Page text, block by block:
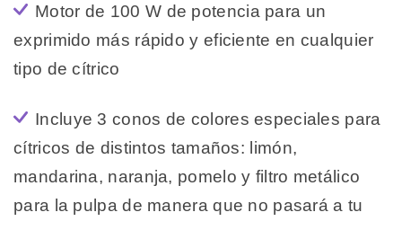
Motor de 100 W de potencia para un
exprimido más rápido y eficiente en cualquier
tipo de cítrico
Incluye 3 conos de colores especiales para
cítricos de distintos tamaños: limón,
mandarina, naranja, pomelo y filtro metálico
para la pulpa de manera que no pasará a tu